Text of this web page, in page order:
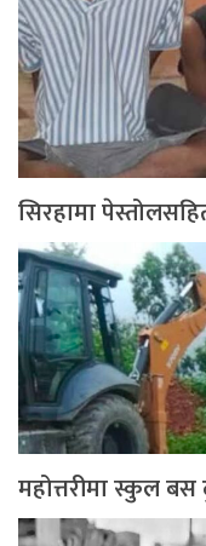
सिरहामा
महोत्तरीमा स्कुल